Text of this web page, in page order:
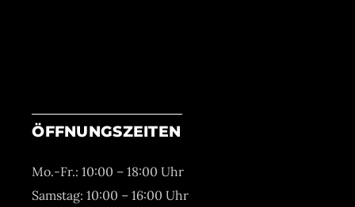
ÖFFNUNGSZEITEN
Mo.-Fr.: 10:00 – 18:00 Uhr
Samstag: 10:00 – 16:00 Uhr